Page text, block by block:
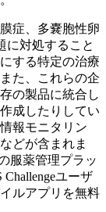
症、多嚢胞性卵
に対処すること
する特定の治療
た、これらの企
の製品に統合し
成したりしてい
報モニタリン
どが含まれま
服薬管理プラッ
Challengeユーザ
ルアプリを無料